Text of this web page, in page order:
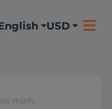
USD
minh